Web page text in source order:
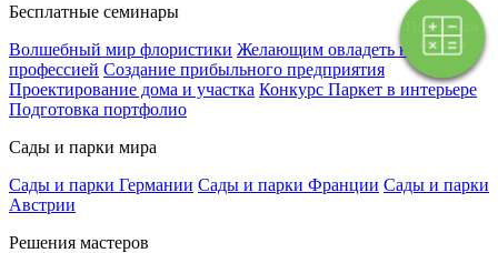
Поэтапная
оплата
Бесплатные семинары
Волшебный мир флористики Желающим овладеть новой
профессией Создание прибыльного предприятия
Проектирование дома и участка Конкурс Паркет в интерьере
Подготовка портфолио
Сады и парки мира
Сады и парки Германии Сады и парки Франции Сады и парки
Австрии
Решения мастеров